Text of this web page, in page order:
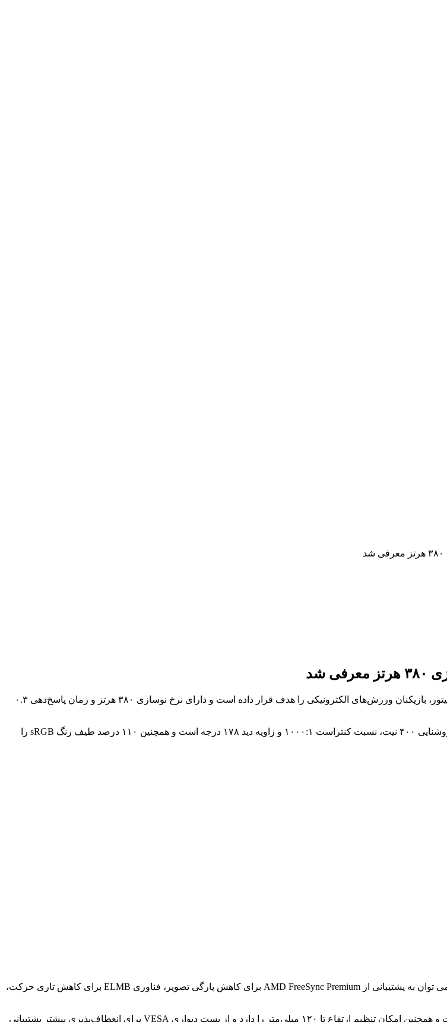
ایسوس از جدیدترین مانیتور گیمینگ خود با نام ROG Strix XG259QNS رونمایی کرد. این مانیتور، بازیکنان ورزش‌های الکترونیکی را هدف قرار داده است و دارای نرخ نوسازی ۳۸۰ هرتز و زمان پاسخ‌دهی ۰.۳
ایسوس ROG Strix XG259QNS دارای نمایشگر ۲۴.۵ اینچی Full HD (1920 x 1080) IPS با روشنایی ۴۰۰ نیت، نسبت کنتراست ۱۰۰۰:۱ و زاویه دید ۱۷۸ درجه است و همچنین ۱۱۰ درصد طیف رنگ sRGB را
از نظر عملکرد، این مانیتور دارای ویژگی‌هایی برای بهبود عملکرد بازی است که از آن جمله می توان به پشتیبانی از AMD FreeSync Premium برای کاهش پارگی تصویر، فناوری ELMB برای کاهش تاری حرکت،
پایه آن دارای محدوده چرخش +۴۵ تا -۴۵ درجه و محدوده دوران +۹۰ درجه تا ۹۰- درجه است و همچنین امکان تنظیم ارتفاع تا ۱۲۰ میلی‌متر را دارد و از بست دیواری VESA برای انعطاف‌پذیری بیشتر پشتیبانی